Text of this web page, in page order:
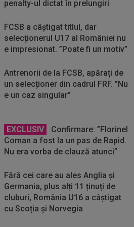
penalty-ul dictat în prelungiri
FCSB a câștigat titlul, dar
selecționerul U17 al României nu
e impresionat. ”Poate fi un motiv”
Antrenorii de la FCSB, apărați de
un selecționer din cadrul FRF. ”Nu
e un caz singular”
EXCLUSIV
Confirmare: ”Florinel
Coman a fost la un pas de Rapid.
Nu era vorba de clauză atunci”
Fără cei care au ales Anglia și
Germania, plus alți 11 ținuți de
cluburi, România U16 a câștigat
cu Scoția și Norvegia